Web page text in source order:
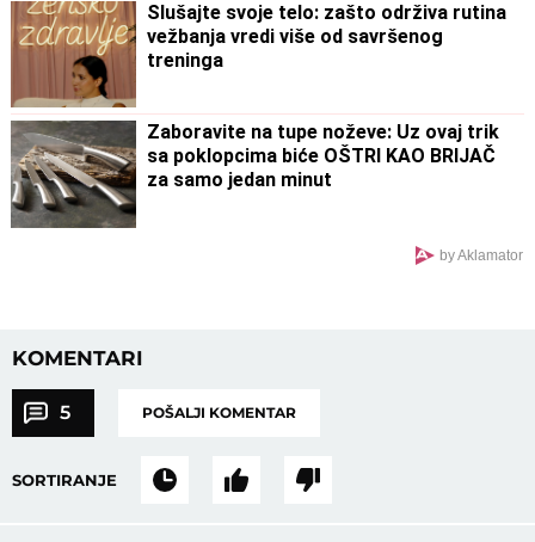
Slušajte svoje telo: zašto održiva rutina
vežbanja vredi više od savršenog
treninga
Zaboravite na tupe noževe: Uz ovaj trik
sa poklopcima biće OŠTRI KAO BRIJAČ
za samo jedan minut
by Aklamator
KOMENTARI
5 POŠALJI KOMENTAR
SORTIRANJE